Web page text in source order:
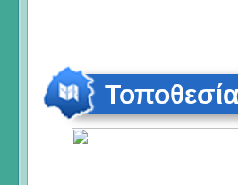
Τοποθεσία